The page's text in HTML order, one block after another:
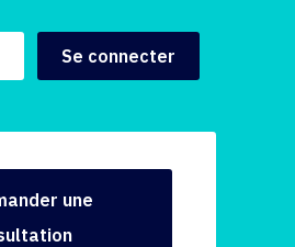
Se connecter
une